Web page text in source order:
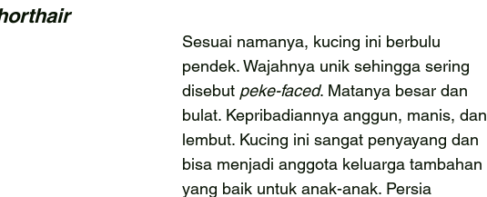
Sesuai namanya, kucing ini berbulu
pendek. Wajahnya unik sehingga sering
disebut peke-faced. Matanya besar dan
bulat. Kepribadiannya anggun, manis, dan
lembut. Kucing ini sangat penyayang dan
bisa menjadi anggota keluarga tambahan
yang baik untuk anak-anak. Persia